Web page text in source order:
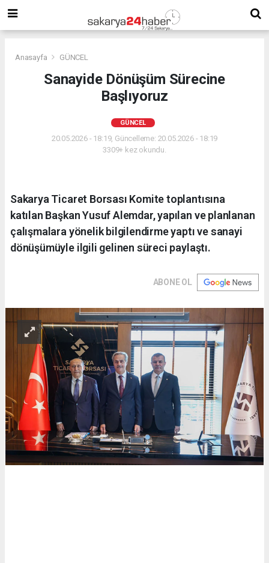
Anasayfa GÜNCEL
Sanayide Dönüşüm Sürecine
Başlıyoruz
GÜNCEL
20.05.2026 - 18:19, Güncelleme: 20.05.2026 - 18:19
3309+ kez okundu.
Sakarya Ticaret Borsası Komite toplantısına
katılan Başkan Yusuf Alemdar, yapılan ve planlanan
çalışmalara yönelik bilgilendirme yaptı ve sanayi
dönüşümüyle ilgili gelinen süreci paylaştı.
ABONE OL